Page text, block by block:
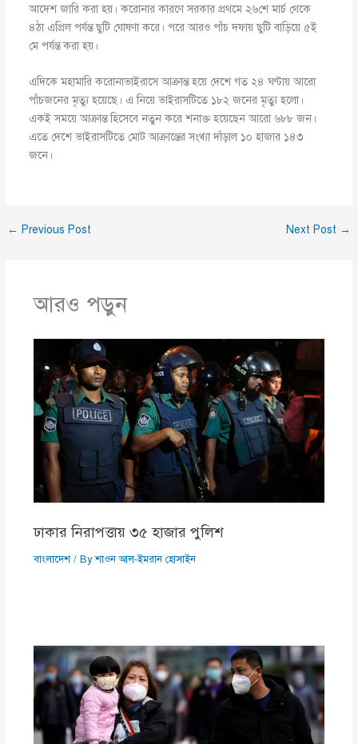
আদেশ জারি করা হয়। করোনার কারণে সরকার প্রথমে ২৬শে মার্চ থেকে
৪ঠা এপ্রিল পর্যন্ত ছুটি ঘোষণা করে। পরে আরও পাঁচ দফায় ছুটি বাড়িয়ে ৫ই
মে পর্যন্ত করা হয়।
এদিকে মহামারি করোনাভাইরাসে আক্রান্ত হয়ে দেশে গত ২৪ ঘণ্টায় আরো
পাঁচজনের মৃত্যু হয়েছে। এ নিয়ে ভাইরাসটিতে ১৮২ জনের মৃত্যু হলো।
একই সময়ে আক্রান্ত হিসেবে নতুন করে শনাক্ত হয়েছেন আরো ৬৮৮ জন।
এতে দেশে ভাইরাসটিতে মোট আক্রান্তের সংখ্যা দাঁড়াল ১০ হাজার ১৪৩
জনে।
← Previous Post Next Post →
আরও পড়ুন
ঢাকার নিরাপত্তায় ৩৫ হাজার পুলিশ
বাংলাদেশ/ Byশাওন আল-ইমরান হোসাইন